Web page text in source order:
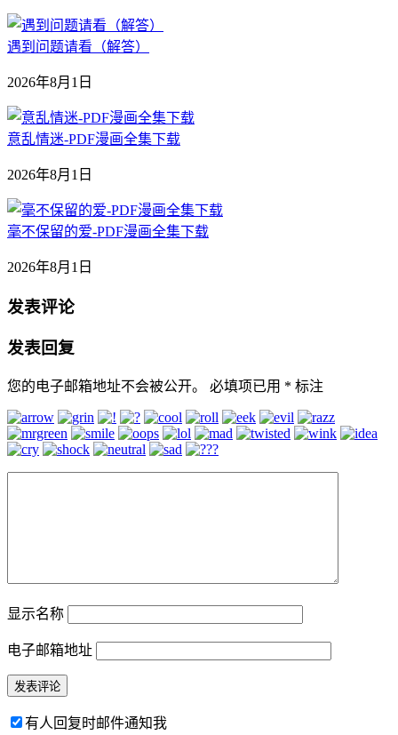
遇到问题请看（解答）
2026年8月1日
意乱情迷-PDF漫画全集下载
2026年8月1日
毫不保留的爱-PDF漫画全集下载
2026年8月1日
发表评论
发表回复
您的电子邮箱地址不会被公开。 必填项已用 * 标注
显示名称
电子邮箱地址
有人回复时邮件通知我